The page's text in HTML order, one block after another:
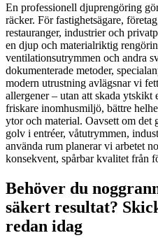
En professionell djuprengöring
räcker. För fastighetsägare,
restauranger, industrier och
en djup och materialriktig
ventilationsutrymmen och andra
dokumenterade metoder,
modern utrustning avlägsnar vi
allergener – utan att skada ytskikt
friskare inomhusmiljö, bättre
ytor och material. Oavsett om det
golv i entréer, våtutrymmen,
använda rum planerar vi arbetet
konsekvent, spårbar kvalitet från
Behöver du
säkert resultat?
redan idag